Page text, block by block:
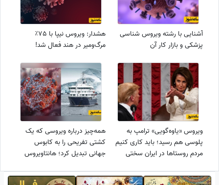
آشنایی با رشته ویروس شناسی
پزشکی و بازار کار آن
هشدار: ویروس نیپا با 75٪
مرگ‌ومیر در هند فعال شد!
ویروس «یاوه‌گویی» ترامپ به
پلوسی هم رسید؛ باید کاری کنیم
مردم روستاها در ایران سختی
همه‌چیز درباره ویروسی که یک
کشتی تفریحی را به کابوس
جهانی تبدیل کرد؛ هانتاویروس